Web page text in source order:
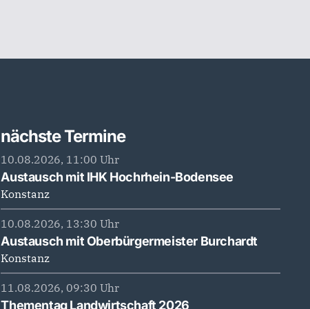
nächste Termine
10.08.2026, 11:00 Uhr
Austausch mit IHK Hochrhein-Bodensee
Konstanz
10.08.2026, 13:30 Uhr
Austausch mit Oberbürgermeister Burchardt
Konstanz
11.08.2026, 09:30 Uhr
Thementag Landwirtschaft 2026